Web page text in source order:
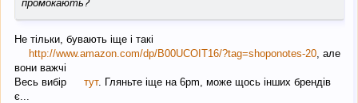
промокають?
Не тільки, бувають іще і такі
http://www.amazon.com/dp/B00UCOIT16/?tag=shoponotes-20 , але
вони важчі
Весь вибір
тут. Гляньте іще на 6pm, може щось інших брендів
є...